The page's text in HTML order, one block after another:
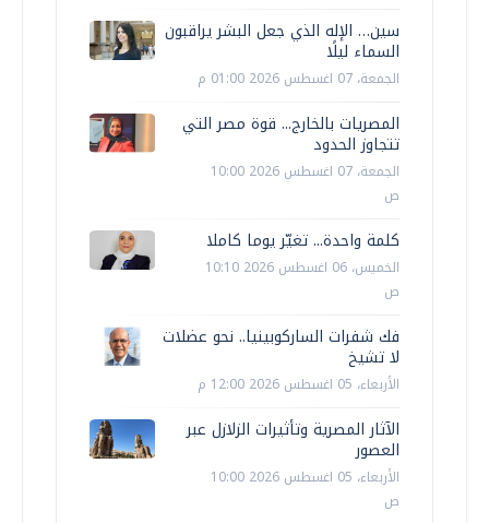
سين… الإله الذي جعل البشر يراقبون
السماء ليلًا
الجمعة، 07 اغسطس 2026 01:00 م
المصريات بالخارج... قوة مصر التي
تتجاوز الحدود
الجمعة، 07 اغسطس 2026 10:00
ص
كلمة واحدة... تغيّر يوما كاملا
الخميس، 06 اغسطس 2026 10:10
ص
فك شفرات الساركوبينيا.. نحو عضلات
لا تشيخ
الأربعاء، 05 اغسطس 2026 12:00 م
الآثار المصرية وتأثيرات الزلازل عبر
العصور
الأربعاء، 05 اغسطس 2026 10:00
ص